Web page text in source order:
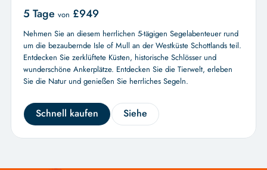
5 Tage von £949
Nehmen Sie an diesem herrlichen 5-tägigen Segelabenteuer rund
um die bezaubernde Isle of Mull an der Westküste Schottlands teil.
Entdecken Sie zerklüftete Küsten, historische Schlösser und
wunderschöne Ankerplätze. Entdecken Sie die Tierwelt, erleben
Sie die Natur und genießen Sie herrliches Segeln.
Schnell kaufen Siehe